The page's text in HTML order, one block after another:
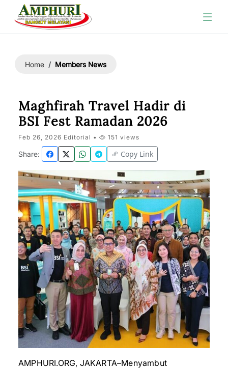
Home Members News
Maghfirah Travel Hadir di
BSI Fest Ramadan 2026
Feb 26, 2026 Editorial • 151 views
Share: Copy Link
AMPHURI.ORG, JAKARTA–Menyambut